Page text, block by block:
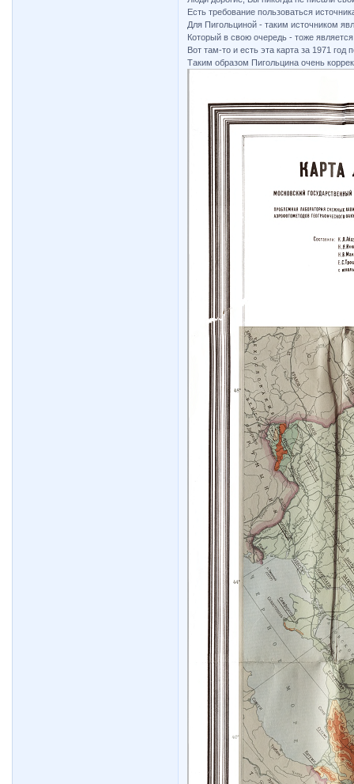
Есть требование пользоваться
Для Пигольциной - таким источником
Который в свою очередь - тоже
Вот там-то и есть эта карта за 1971
Таким образом Пигольцина очень